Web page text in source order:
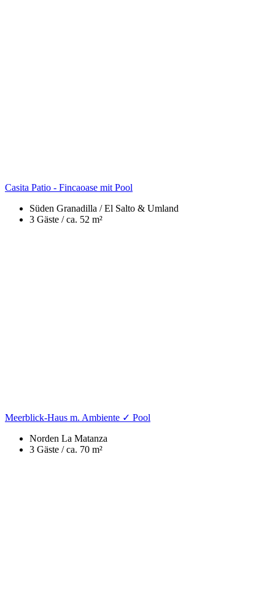
Casita Patio - Fincaoase mit Pool
Süden Granadilla / El Salto & Umland
3 Gäste /ca. 52 m²
Meerblick-Haus m. Ambiente ✓ Pool
Norden La Matanza
3 Gäste /ca. 70 m²